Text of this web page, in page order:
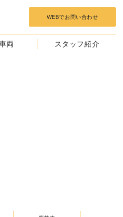
WEBでお問い合わせ
両 スタッフ紹介